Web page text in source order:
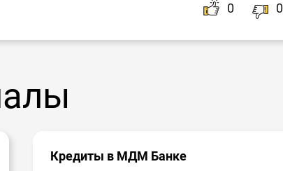
0 0
Кредиты в МДМ Банке